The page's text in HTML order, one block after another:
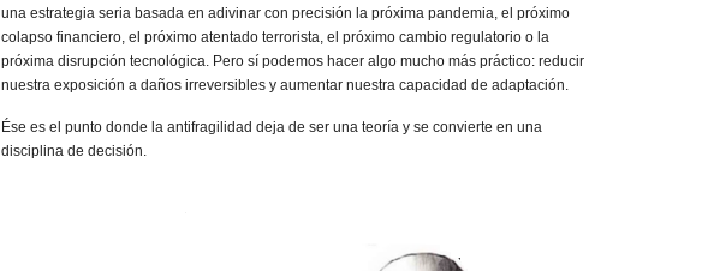
una estrategia seria basada en adivinar con precisión la próxima pandemia, el próximo
colapso financiero, el próximo atentado terrorista, el próximo cambio regulatorio o la
próxima disrupción tecnológica. Pero sí podemos hacer algo mucho más práctico: reducir
nuestra exposición a daños irreversibles y aumentar nuestra capacidad de adaptación.
Ése es el punto donde la antifragilidad deja de ser una teoría y se convierte en una
disciplina de decisión.